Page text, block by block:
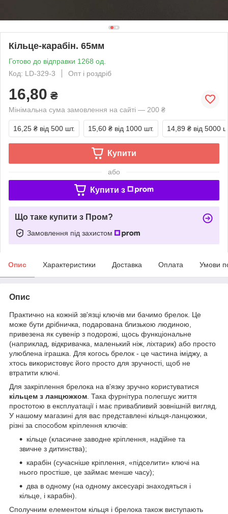
Кільце-карабін. 65мм
Готово до відправки 1268 од.
Код: LD-329-3
Опт і роздріб
16,80 ₴
Мінімальна сума замовлення на сайті — 200 ₴
16,25 ₴ від 500 шт. 15,60 ₴ від 1000 шт. 14,89 ₴ від 5000
Купити
або
Купити з
Що таке купити з Пром?
Замовлення під захистом
Опис Характеристики Доставка Оплата Умови
Опис
Практично на кожній зв'язці ключів ми бачимо брелок. Це
може бути дрібничка, подарована близькою людиною,
привезена як сувенір з подорожі, щось функціональне
(наприклад, відкривачка, маленький ніж, ліхтарик) або просто
улюблена іграшка. Для когось брелок - це частина іміджу, а
хтось використовує його просто для зручності, щоб не
втратити ключі.
Для закріплення брелока на в'язку зручно користуватися
кільцем з ланцюжком . Така фурнітура полегшує життя
простотою в експлуатації і має привабливий зовнішній вигляд.
У нашому магазині для вас представлені кільця-ланцюжки,
різні за способом кріплення ключів:
кільце (класичне заводне кріплення, надійне та
звичне з дитинства);
карабін (сучасніше кріплення, «підселити» ключі на
нього простіше, це займає менше часу);
два в одному (на одному аксесуарі знаходяться і
кільце, і карабін).
Сполучним елементом кільця і брелока також виступають